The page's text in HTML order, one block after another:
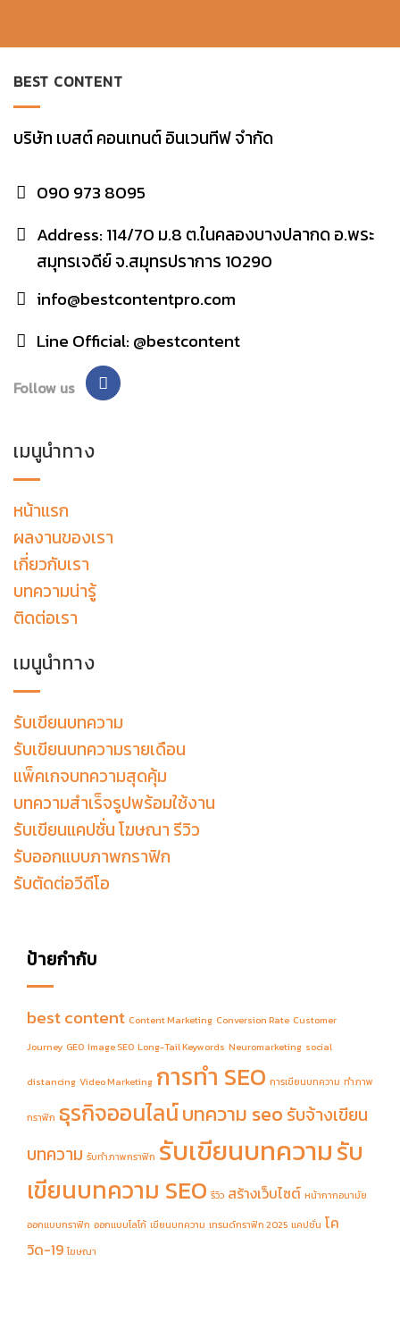
BEST CONTENT
บริษัท เบสต์ คอนเทนต์ อินเวนทีฟ จำกัด
090 973 8095
Address: 114/70 ม.8 ต.ในคลองบางปลากด อ.พระ
สมุทรเจดีย์ จ.สมุทรปราการ 10290
info@bestcontentpro.com
Line Official: @bestcontent
Follow us
เมนูนำทาง
หน้าแรก
ผลงานของเรา
เกี่ยวกับเรา
บทความน่ารู้
ติดต่อเรา
เมนูนำทาง
รับเขียนบทความ
รับเขียนบทความรายเดือน
แพ็คเกจบทความสุดคุ้ม
บทความสำเร็จรูปพร้อมใช้งาน
รับเขียนแคปชั่น โฆษณา รีวิว
รับออกแบบภาพกราฟิก
รับตัดต่อวีดีโอ
ป้ายกำกับ
best content Content Marketing Conversion Rate Customer
Journey GEO Image SEO Long-Tail Keywords Neuromarketing social
distancing Video Marketing การทำ SEO การเขียนบทความ ทำภาพ
กราฟิก ธุรกิจออนไลน์บทความ seo รับจ้างเขียน
บทความ รับทำภาพกราฟิก รับเขียนบทความรับ
เขียนบทความ SEO รีวิว สร้างเว็บไซต์ หน้ากากอนามัย
ออกแบบกราฟิก ออกแบบโลโก้ เขียนบทความ เทรนด์กราฟิก 2025 แคปชั่น โค
วิด-19 โฆษณา